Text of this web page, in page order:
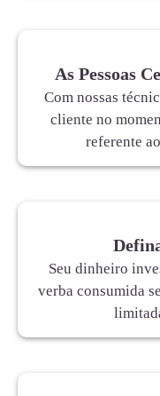
As Pessoas
Com nossas
cliente no
referente
Seu dinheiro
verba consumida